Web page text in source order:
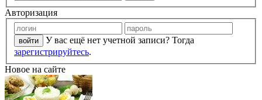
Авторизация
У вас ещё нет учетной записи? Тогда
зарегистрируйтесь.
Новое на сайте